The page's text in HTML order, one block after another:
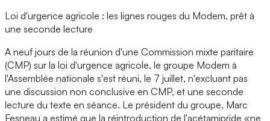
Loi d'urgence agricole : les lignes rouges du Modem, prêt à
une seconde lecture
A neuf jours de la réunion d'une Commission mixte paritaire
(CMP) sur la loi d'urgence agricole, le groupe Modem à
l'Assemblée nationale s'est réuni, le 7 juillet, n'excluant pas
une discussion non conclusive en CMP, et une seconde
lecture du texte en séance. Le président du groupe, Marc
Fesneau a estimé que la réintroduction de l'acétamipride «ne